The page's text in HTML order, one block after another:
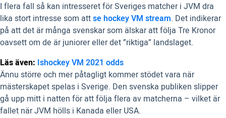
I flera fall så kan intresseret för Sveriges matcher i JVM dra
lika stort intresse som attse hockey VM stream. Det indikerar
på att det är många svenskar som älskar att följa Tre Kronor
oavsett om de är juniorer eller det ”riktiga” landslaget.
Läs även: Ishockey VM 2021 odds
Ännu större och mer påtagligt kommer stödet vara när
mästerskapet spelas i Sverige. Den svenska publiken slipper
gå upp mitt i natten för att följa flera av matcherna – vilket är
fallet när JVM hölls i Kanada eller USA.